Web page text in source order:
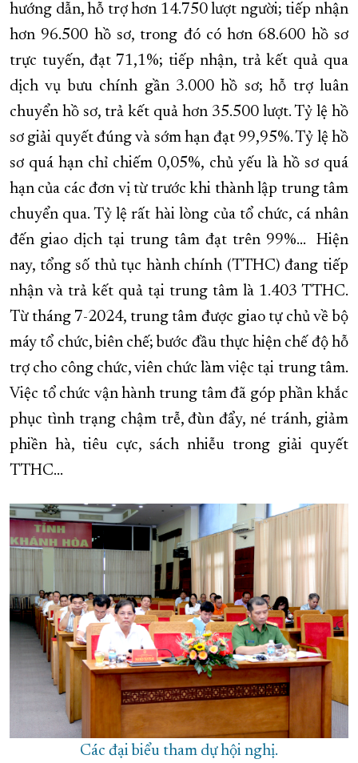
hướng dẫn, hỗ trợ hơn 14.750 lượt người; tiếp nhận
hơn 96.500 hồ sơ, trong đó có hơn 68.600 hồ sơ
trực tuyến, đạt 71,1%; tiếp nhận, trả kết quả qua
dịch vụ bưu chính gần 3.000 hồ sơ; hỗ trợ luân
chuyển hồ sơ, trả kết quả hơn 35.500 lượt. Tỷ lệ hồ
sơ giải quyết đúng và sớm hạn đạt 99,95%. Tỷ lệ hồ
sơ quá hạn chỉ chiếm 0,05%, chủ yếu là hồ sơ quá
hạn của các đơn vị từ trước khi thành lập trung tâm
chuyển qua. Tỷ lệ rất hài lòng của tổ chức, cá nhân
đến giao dịch tại trung tâm đạt trên 99%... Hiện
nay, tổng số thủ tục hành chính (TTHC) đang tiếp
nhận và trả kết quả tại trung tâm là 1.403 TTHC.
Từ tháng 7-2024, trung tâm được giao tự chủ về bộ
máy tổ chức, biên chế; bước đầu thực hiện chế độ hỗ
trợ cho công chức, viên chức làm việc tại trung tâm.
Việc tổ chức vận hành trung tâm đã góp phần khắc
phục tình trạng chậm trễ, đùn đẩy, né tránh, giảm
phiền hà, tiêu cực, sách nhiễu trong giải quyết
TTHC…
Các đại biểu tham dự hội nghị.